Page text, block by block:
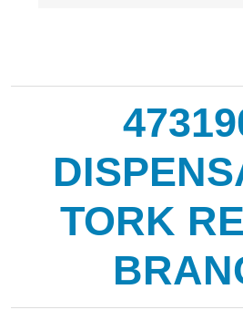
TORK